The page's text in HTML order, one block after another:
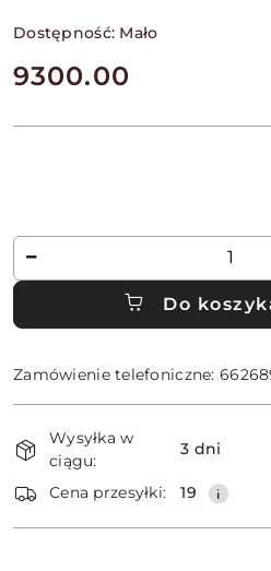
Dostępność: Mało
cena:
9300.00
Ilość
Do
Zamówienie telefoniczne:
Dostępność
i
dostawa
Wysyłka w
ciągu:
3 dni
Cena przesyłki: 19